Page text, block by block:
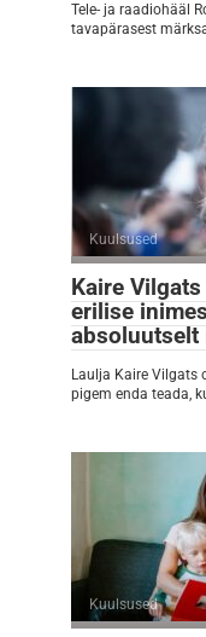
Tele- ja raadiohääl
tavapärasest
Kuulsused
Kaire
erilise
absoluutselt
Laulja Kaire Vilgats
pigem enda teada,
Kuulsused